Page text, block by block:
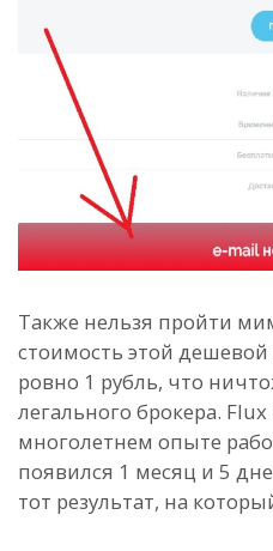
Также нельзя пройти
стоимость этой дешевой
ровно 1 рубль, что
легального брокера. Flux
многолетнем опыте
появился 1 месяц и 5
тот результат, на